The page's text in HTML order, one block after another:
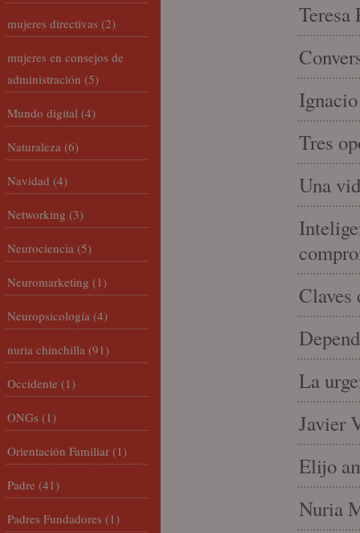
Teresa
Tres
Una
Claves
La
Javier
Elijo
Nuria
mujeres directivas (2)
mujeres en consejos de
administración (5)
Mundo digital (4)
Naturaleza (6)
Navidad (4)
Networking (3)
Neurociencia (5)
Neuromarketing (1)
Neuropsicología (4)
nuria chinchilla (91)
Occidente (1)
ONGs (1)
Orientación Familiar (1)
Padre (41)
Padres Fundadores (1)